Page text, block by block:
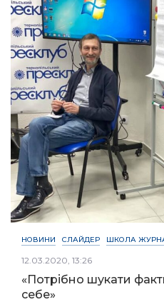
НОВИНИ СЛАЙДЕР ШКОЛА
12.03.2020, 13:26
«Потрібно шукати
себе»